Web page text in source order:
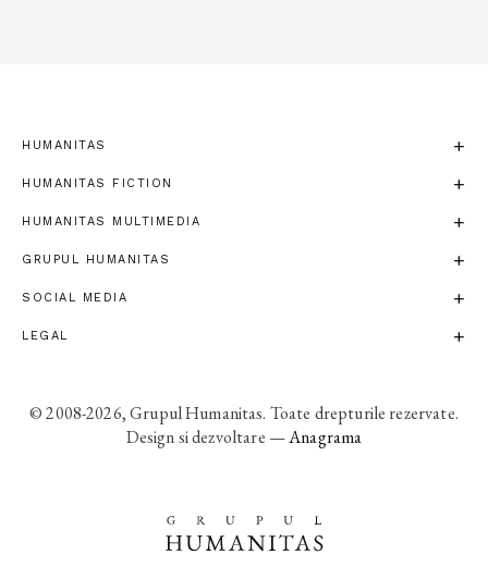
HUMANITAS
HUMANITAS FICTION
HUMANITAS MULTIMEDIA
GRUPUL HUMANITAS
SOCIAL MEDIA
LEGAL
© 2008-2026, Grupul Humanitas. Toate drepturile rezervate.
Design si dezvoltare —Anagrama